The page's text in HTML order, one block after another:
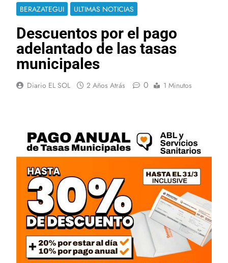
BERAZATEGUI ULTIMAS NOTICIAS
Descuentos por el pago
adelantado de las tasas
municipales
Diario EL SOL 2 Años Atrás 0 1 Minutos